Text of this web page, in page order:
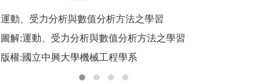
運動、受力分析與數值分析方法之學習
圖解:運動、受力分析與數值分析方法之學習
版權:國立中興大學機械工程學系